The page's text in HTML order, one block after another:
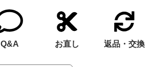
Q&A お直し 返品・交換